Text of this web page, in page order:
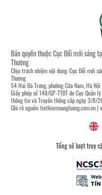
Bản quyền thuộc Cục Đổi mới sáng
Thương
Chịu trách nhiệm nội dung: Cục Đổi mới
Thương
54 Hai Bà Trưng, phường Cửa Nam, Hà Nội
Giấy phép số 148/GP-TTĐT do Cục Quản
thông tin và Truyền thông cấp ngày 3/8/
Ghi rõ nguồn:tietkiemnangluong.com.vn|
Tổng số lượt truy